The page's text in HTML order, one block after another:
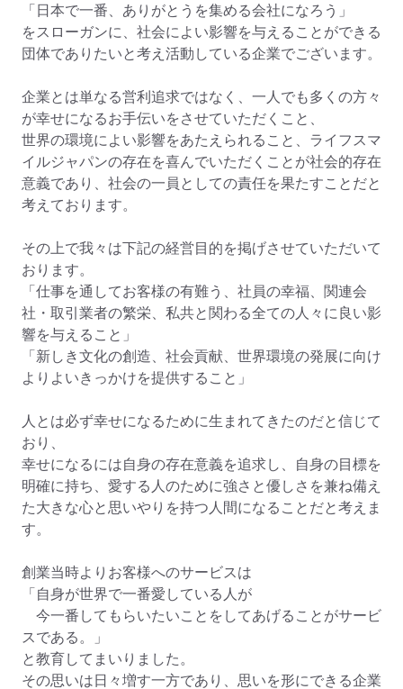
「日本で一番、ありがとうを集める会社になろう」
をスローガンに、社会によい影響を与えることができる
団体でありたいと考え活動している企業でございます。
企業とは単なる営利追求ではなく、一人でも多くの方々
が幸せになるお手伝いをさせていただくこと、
世界の環境によい影響をあたえられること、ライフスマ
イルジャパンの存在を喜んでいただくことが社会的存在
意義であり、社会の一員としての責任を果たすことだと
考えております。
その上で我々は下記の経営目的を掲げさせていただいて
おります。
「仕事を通してお客様の有難う、社員の幸福、関連会
社・取引業者の繁栄、私共と関わる全ての人々に良い影
響を与えること」
「新しき文化の創造、社会貢献、世界環境の発展に向け
よりよいきっかけを提供すること」
人とは必ず幸せになるために生まれてきたのだと信じて
おり、
幸せになるには自身の存在意義を追求し、自身の目標を
明確に持ち、愛する人のために強さと優しさを兼ね備え
た大きな心と思いやりを持つ人間になることだと考えま
す。
創業当時よりお客様へのサービスは
「自身が世界で一番愛している人が
今一番してもらいたいことをしてあげることがサービ
スである。」
と教育してまいりました。
その思いは日々増す一方であり、思いを形にできる企業